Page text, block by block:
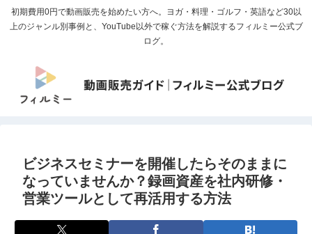
初期費用0円で動画販売を始めたい方へ。ヨガ・料理・ゴルフ・英語など30以
上のジャンル別事例と、YouTube以外で稼ぐ方法を解説するフィルミー公式ブ
ログ。
ビジネスセミナーを開催したらそのままに
なっていませんか？録画資産を社内研修・
営業ツールとして再活用する方法